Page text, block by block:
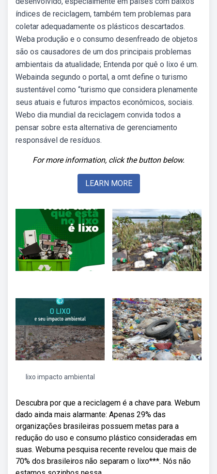
índices de reciclagem, também tem problemas para
coletar adequadamente os plásticos descartados.
Weba produção e o consumo desenfreado de objetos
são os causadores de um dos principais problemas
ambientais da atualidade; Entenda por quê o lixo é um.
Webainda segundo o portal, a omt define o turismo
sustentável como “turismo que considera plenamente
seus atuais e futuros impactos econômicos, sociais.
Webo dia mundial da reciclagem convida todos a
pensar sobre esta alternativa de gerenciamento
responsável de resíduos.
For more information, click the button below.
LEARN MORE
lixo impacto ambiental
Descubra por que a reciclagem é a chave para. Webum
dado ainda mais alarmante: Apenas 29% das
organizações brasileiras possuem metas para a
redução do uso e consumo plástico consideradas em
suas. Webuma pesquisa recente revelou que mais de
70% dos brasileiros não separam o lixo***. Nós não